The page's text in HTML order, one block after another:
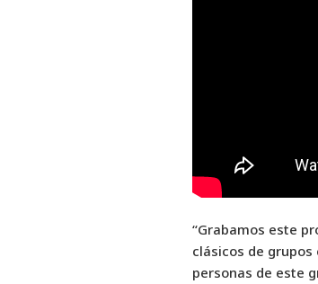
“Grabamos este
clásicos de
personas de este